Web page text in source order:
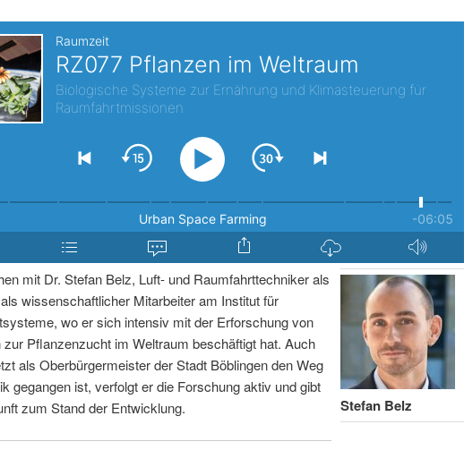
Stefan Belz
mit Dr. Stefan Belz, Luft- und Raumfahrttechniker als
wissenschaftlicher Mitarbeiter am Institut für
wo er sich intensiv mit der Erforschung von
Pflanzenzucht im Weltraum beschäftigt hat. Auch
als Oberbürgermeister der Stadt Böblingen den Weg
gegangen ist, verfolgt er die Forschung aktiv und gibt
zum Stand der Entwicklung.